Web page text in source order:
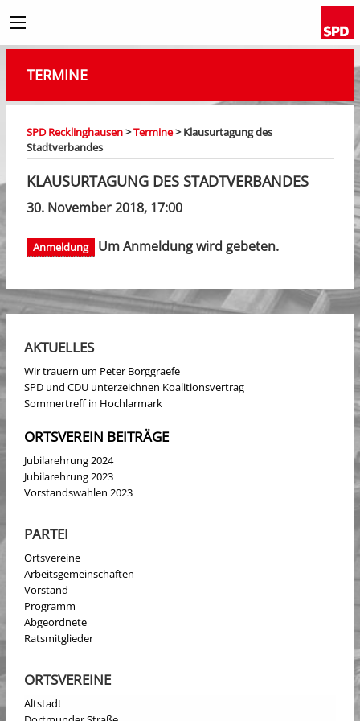
TERMINE
SPD Recklinghausen>Termine>Klausurtagung des
Stadtverbandes
KLAUSURTAGUNG DES STADTVERBANDES
30. November 2018, 17:00
Anmeldung Um Anmeldung wird gebeten.
AKTUELLES
Wir trauern um Peter Borggraefe
SPD und CDU unterzeichnen Koalitionsvertrag
Sommertreff in Hochlarmark
ORTSVEREIN BEITRÄGE
Jubilarehrung 2024
Jubilarehrung 2023
Vorstandswahlen 2023
PARTEI
Ortsvereine
Arbeitsgemeinschaften
Vorstand
Programm
Abgeordnete
Ratsmitglieder
ORTSVEREINE
Altstadt